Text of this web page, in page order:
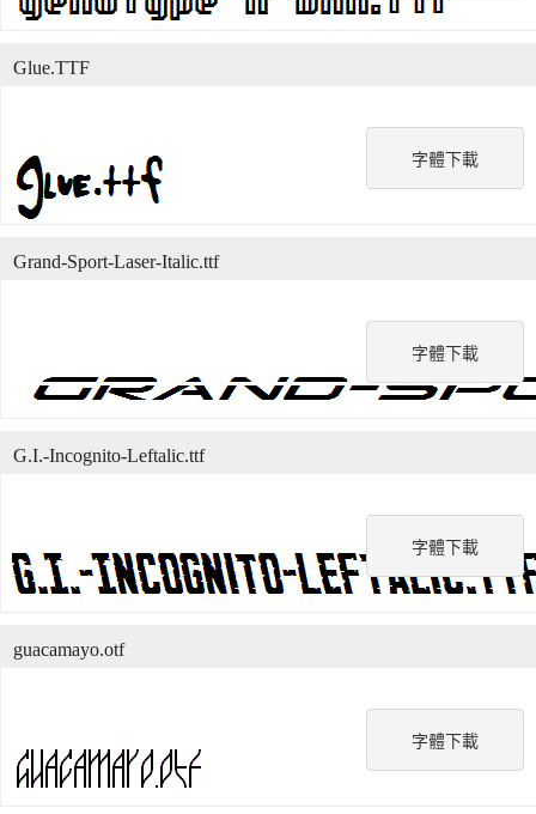
字體下載
Glue.TTF
字體下載
Grand-Sport-Laser-Italic.ttf
字體下載
G.I.-Incognito-Leftalic.ttf
字體下載
guacamayo.otf